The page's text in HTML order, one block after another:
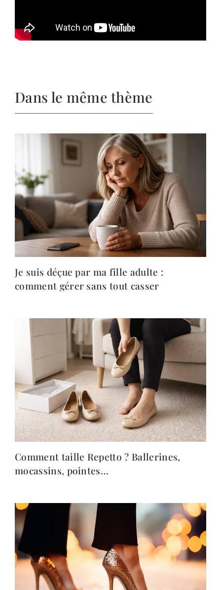
Dans le même thème
Je suis déçue par ma fille adulte :
comment gérer sans tout casser
Comment taille Repetto ? Ballerines,
mocassins, pointes…